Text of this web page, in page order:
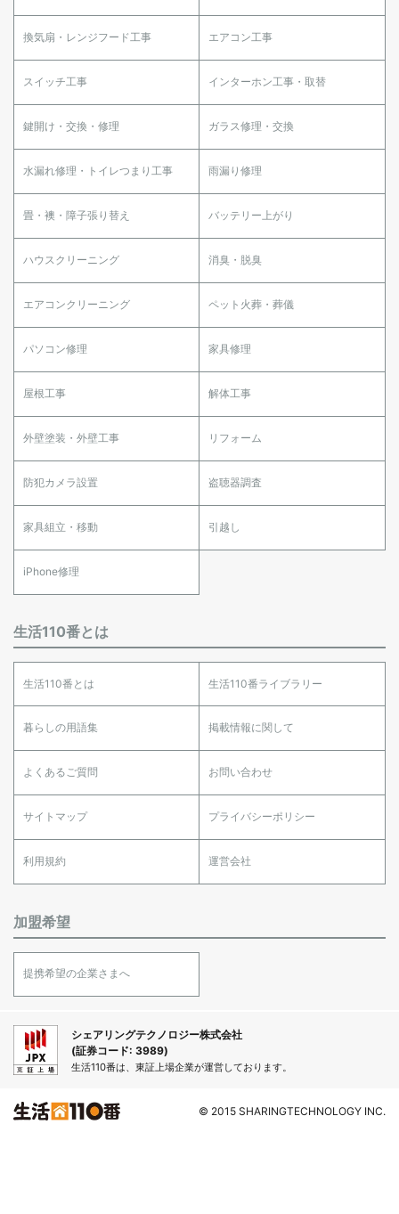
換気扇・レンジフード工事 エアコン工事
スイッチ工事 インターホン工事・取替
鍵開け・交換・修理 ガラス修理・交換
水漏れ修理・トイレつまり工事 雨漏り修理
畳・襖・障子張り替え バッテリー上がり
ハウスクリーニング 消臭・脱臭
エアコンクリーニング ペット火葬・葬儀
パソコン修理 家具修理
屋根工事 解体工事
外壁塗装・外壁工事 リフォーム
防犯カメラ設置 盗聴器調査
家具組立・移動 引越し
iPhone修理
生活110番とは
生活110番とは 生活110番ライブラリー
暮らしの用語集 掲載情報に関して
よくあるご質問 お問い合わせ
サイトマップ プライバシーポリシー
利用規約 運営会社
加盟希望
提携希望の企業さまへ
シェアリングテクノロジー株式会社
(証券コード: 3989)
生活110番は、東証上場企業が運営しております。
© 2015 SHARINGTECHNOLOGY INC.